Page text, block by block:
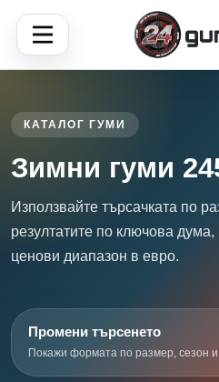
КАТАЛОГ ГУМИ
Зимни гуми
Използвайте търсачката по
резултатите по ключова дума,
ценови диапазон в евро.
Промени търсенето
Покажи формата по размер, сезон